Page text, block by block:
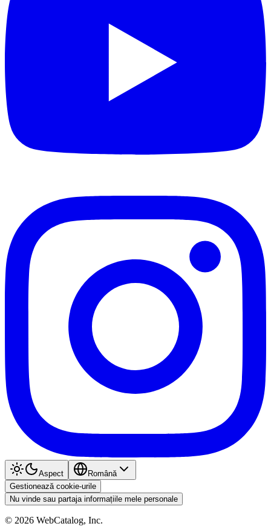
Aspect
Română
Gestionează cookie-urile
Nu vinde sau partaja informațiile mele personale
© 2026 WebCatalog, Inc.